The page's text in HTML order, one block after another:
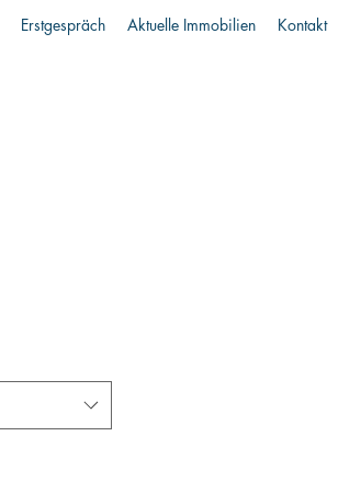
Erstgespräch Aktuelle Immobilien Kontakt